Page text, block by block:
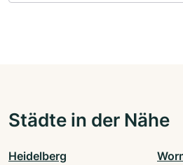
Städte in der Nähe
Heidelberg